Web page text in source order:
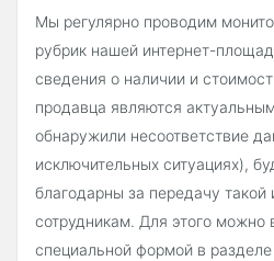
Мы регулярно проводим
рубрик нашей интернет-
сведения о наличии и
продавца являются
обнаружили несоответствие
исключительных ситуациях),
благодарны за передачу
сотрудникам. Для этого можно
специальной формой в